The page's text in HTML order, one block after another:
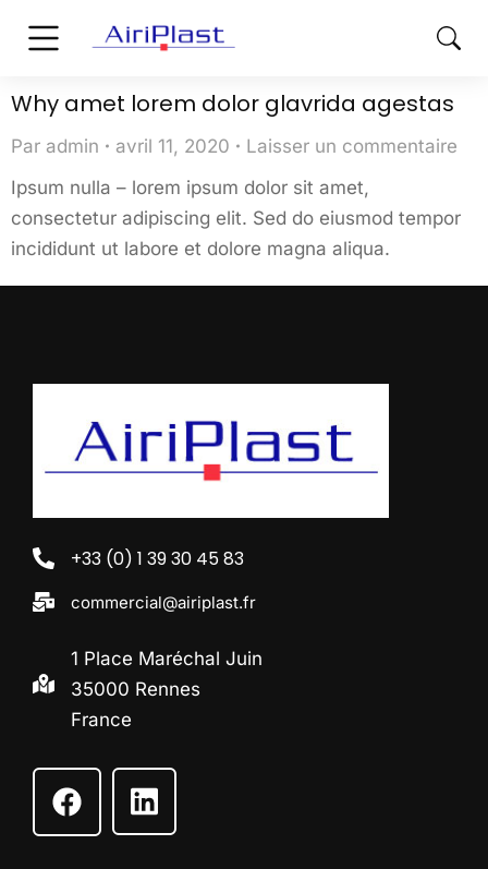
Why amet lorem dolor glavrida agestas
Par admin avril 11, 2020
Laisser un commentaire
Ipsum nulla – lorem ipsum dolor sit amet,
consectetur adipiscing elit. Sed do eiusmod tempor
incididunt ut labore et dolore magna aliqua.
+33 (0) 1 39 30 45 83
commercial@airiplast.fr
1 Place Maréchal Juin
35000 Rennes
France